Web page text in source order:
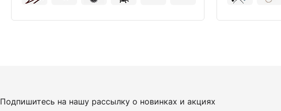
Подпишитесь на нашу рассылку о новинках и акциях